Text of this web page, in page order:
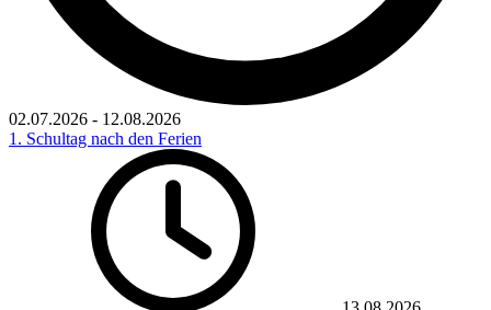
02.07.2026 - 12.08.2026
1. Schultag nach den Ferien